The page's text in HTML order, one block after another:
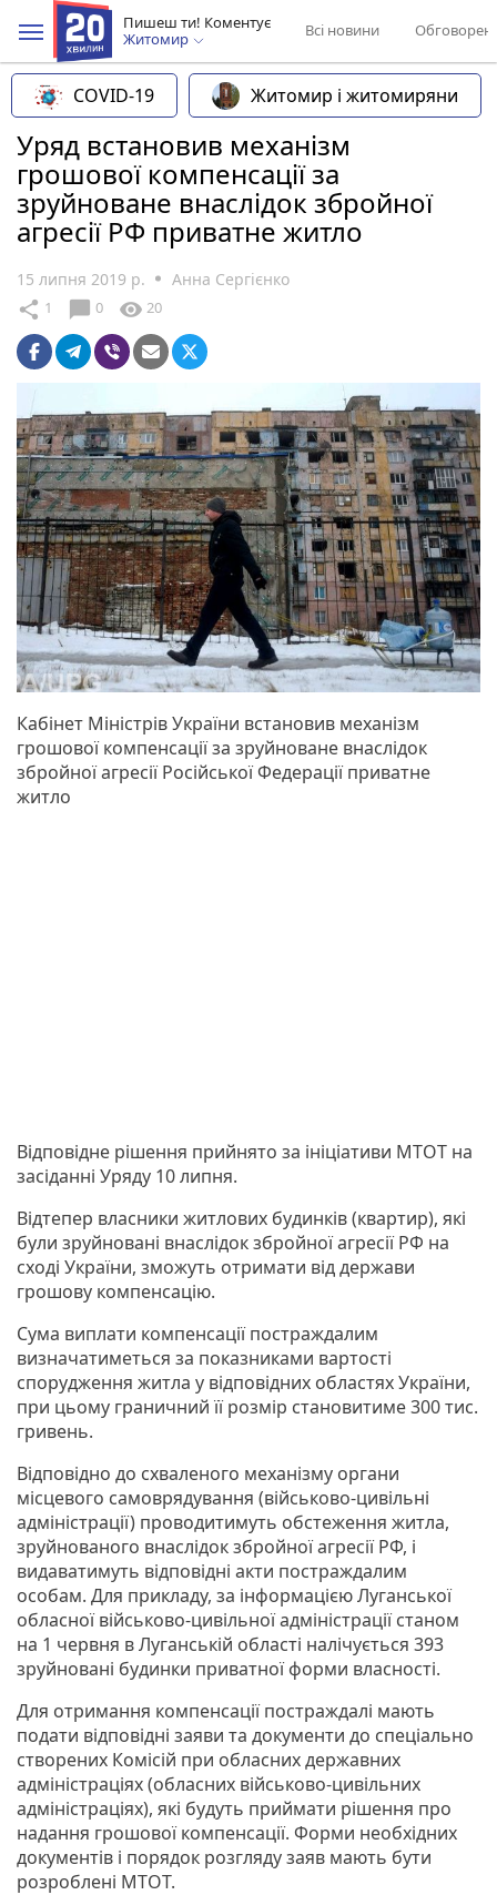
Пишеш ти! Коментує
Житомир
Всі новини
COVID-19 Житомир і житомиряни
Уряд встановив механізм
грошової компенсації за
зруйноване внаслідок збройної
агресії РФ приватне житло
15 липня 2019 р. Анна Сергієнко
share 1 chat_bubble 0 visibility 20
Кабінет Міністрів України встановив механізм
грошової компенсації за зруйноване внаслідок
збройної агресії Російської Федерації приватне
житло
Відповідне рішення прийнято за ініціативи МТОТ на
засіданні Уряду 10 липня.
Відтепер власники житлових будинків (квартир), які
були зруйновані внаслідок збройної агресії РФ на
сході України, зможуть отримати від держави
грошову компенсацію.
Сума виплати компенсації постраждалим
визначатиметься за показниками вартості
спорудження житла у відповідних областях України,
при цьому граничний її розмір становитиме 300 тис.
гривень.
Відповідно до схваленого механізму органи
місцевого самоврядування (військово-цивільні
адміністрації) проводитимуть обстеження житла,
зруйнованого внаслідок збройної агресії РФ, і
видаватимуть відповідні акти постраждалим
особам. Для прикладу, за інформацією Луганської
обласної військово-цивільної адміністрації станом
на 1 червня в Луганській області налічується 393
зруйновані будинки приватної форми власності.
Для отримання компенсації постраждалі мають
подати відповідні заяви та документи до спеціально
створених Комісій при обласних державних
адміністраціях (обласних військово-цивільних
адміністраціях), які будуть приймати рішення про
надання грошової компенсації. Форми необхідних
документів і порядок розгляду заяв мають бути
розроблені МТОТ.